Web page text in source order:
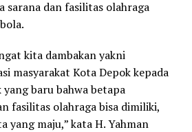
sarana dan fasilitas olahraga
kita dambakan yakni
masyarakat Kota Depok kepada
baru bahwa betapa
fasilitas olahraga bisa dimiliki,
yang maju,” kata H. Yahman